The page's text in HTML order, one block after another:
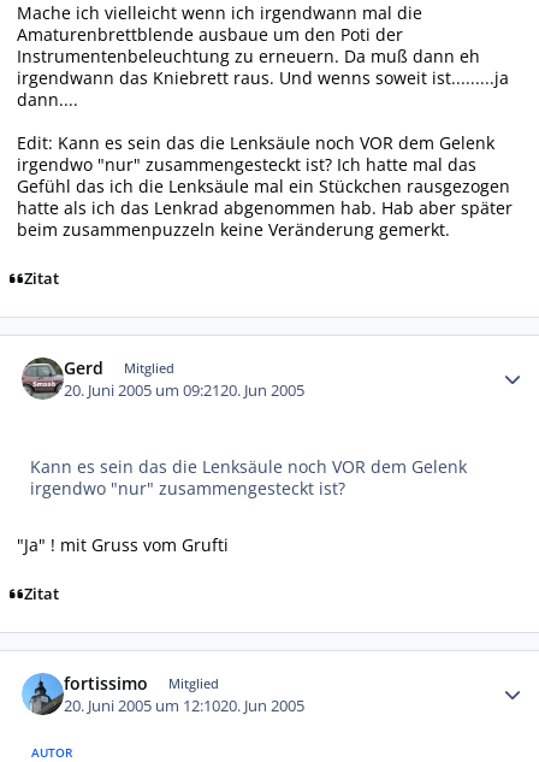
Mache ich vielleicht wenn ich irgendwann mal die
Amaturenbrettblende ausbaue um den Poti der
Instrumentenbeleuchtung zu erneuern. Da muß dann eh
irgendwann das Kniebrett raus. Und wenns soweit ist.........ja
dann....
Edit: Kann es sein das die Lenksäule noch VOR dem Gelenk
irgendwo "nur" zusammengesteckt ist? Ich hatte mal das
Gefühl das ich die Lenksäule mal ein Stückchen rausgezogen
hatte als ich das Lenkrad abgenommen hab. Hab aber später
beim zusammenpuzzeln keine Veränderung gemerkt.
Zitat
Gerd Mitglied
20. Juni 2005 um 09:2120. Jun 2005
Kann es sein das die Lenksäule noch VOR dem Gelenk
irgendwo "nur" zusammengesteckt ist?
"Ja" ! mit Gruss vom Grufti
Zitat
fortissimo Mitglied
20. Juni 2005 um 12:1020. Jun 2005
AUTOR